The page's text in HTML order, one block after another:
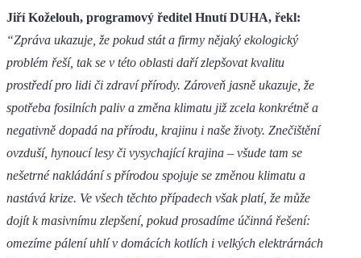
Jiří Koželouh, programový ředitel Hnutí DUHA, řekl:
“Zpráva ukazuje, že pokud stát a firmy nějaký ekologický
problém řeší, tak se v této oblasti daří zlepšovat kvalitu
prostředí pro lidi či zdraví přírody. Zároveň jasně ukazuje, že
spotřeba fosilních paliv a změna klimatu již zcela konkrétně a
negativně dopadá na přírodu, krajinu i naše životy. Znečištění
ovzduší, hynoucí lesy či vysychající krajina – všude tam se
nešetrné nakládání s přírodou spojuje se změnou klimatu a
nastává krize. Ve všech těchto případech však platí, že může
dojít k masivnímu zlepšení, pokud prosadíme účinná řešení:
omezíme pálení uhlí v domácích kotlích i velkých elektrárnách